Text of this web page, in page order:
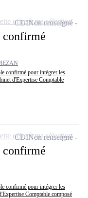
confirmé
confirmé pour intégrer les
d'Expertise Comptable
CDINon renseigné
offre à ma sélection
confirmé
confirmé pour intégrer les
Comptable composé
CDINon renseigné
offre à ma sélection